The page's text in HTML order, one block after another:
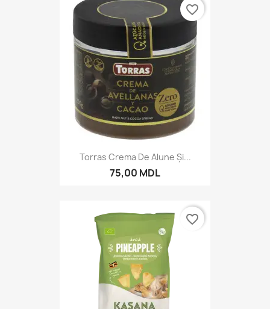
Torras Crema De Alune Și...
75,00 MDL
favorite_border
favorite_border